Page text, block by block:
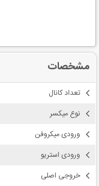
مشخصات
تعداد کانال
نوع میکسر
ورودی میکروفن
ورودی استریو
خروجی اصلی